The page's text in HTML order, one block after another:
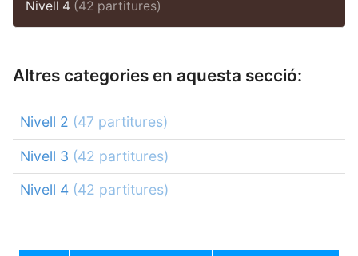
Nivell 4 (42 partitures)
Altres categories en aquesta secció:
Nivell 2 (47 partitures)
Nivell 3 (42 partitures)
Nivell 4 (42 partitures)